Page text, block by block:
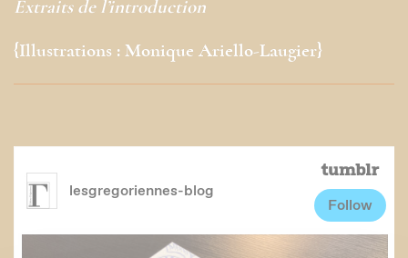
Extraits de l’introduction
{Illustrations : Monique Ariello-Laugier}